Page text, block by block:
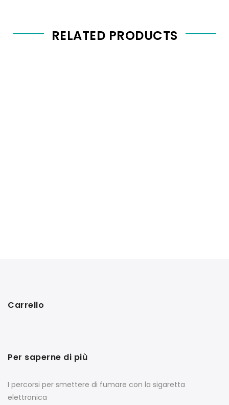
RELATED PRODUCTS
Carrello
Per saperne di più
I percorsi per smettere di fumare con la sigaretta
elettronica